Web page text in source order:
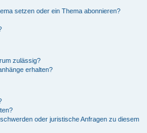
setzen oder ein Thema abonnieren?
zulässig?
erhalten?
oder juristische Anfragen zu diesem